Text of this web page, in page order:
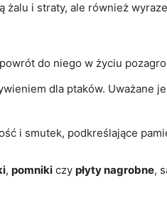
i straty, ale również
do niego w życiu
dla ptaków. Uważane
i smutek, podkreślające
, pomniki czy płyty nagrobne,